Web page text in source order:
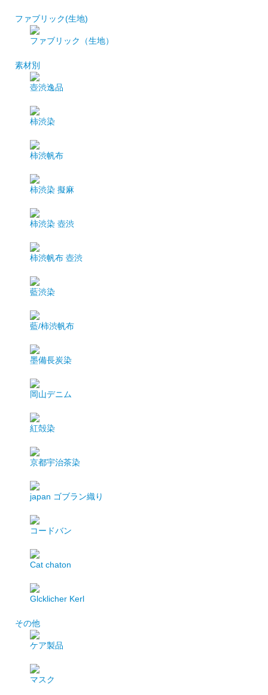
ファブリック(生地)
ファブリック（生地）
素材別
壺渋逸品
柿渋染
柿渋帆布
柿渋染 擬麻
柿渋染 壺渋
柿渋帆布 壺渋
藍渋染
藍/柿渋帆布
墨備長炭染
岡山デニム
紅殻染
京都宇治茶染
japan ゴブラン織り
コードバン
Cat chaton
Glcklicher Kerl
その他
ケア製品
マスク